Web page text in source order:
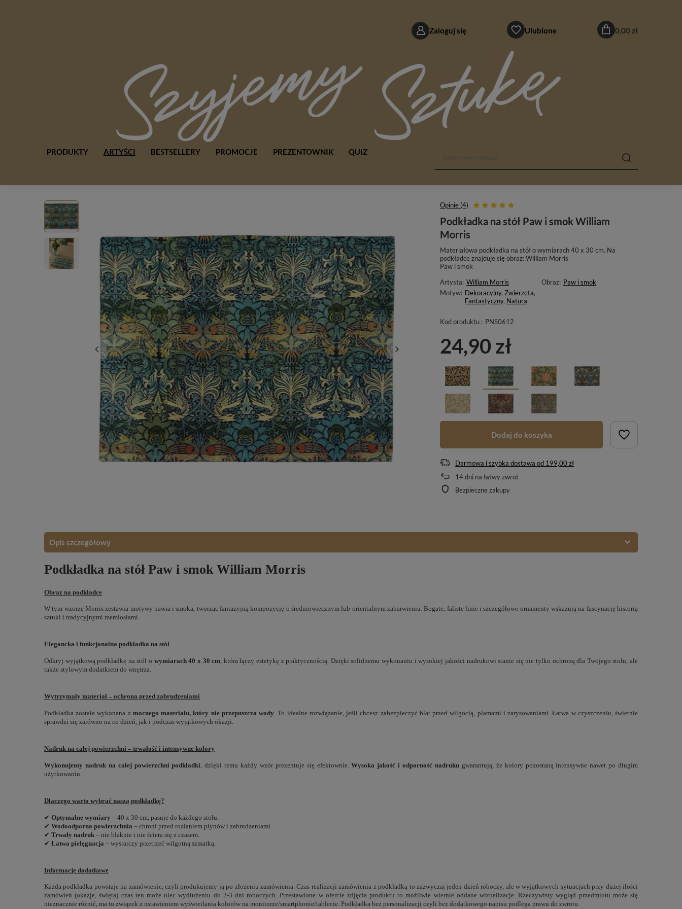
Zaloguj się Ulubione 0,00 zł
PRODUKTY ARTYŚCI BESTSELLERY PROMOCJE PREZENTOWNIK QUIZ
Opinie (4)
Podkładka na stół Paw i smok William
Morris
Materiałowa podkładka na stół o wymiarach 40 x 30 cm. Na
podkładce znajduje się obraz: William Morris
Paw i smok
Artysta: William Morris Obraz: Paw i smok
Motyw: Dekoracyjny, Zwierzęta,
Fantastyczny, Natura
Kod produktu : PNS0612
24,90 zł
Dodaj do koszyka
Darmowa i szybka dostawa od 199,00 zł
14dni na łatwy zwrot
Bezpieczne zakupy
Opis szczegółowy
Podkładka na stół Paw i smok William Morris
Obraz na podkładce
W tym wzorze Morris zestawia motywy pawia i smoka, tworząc fantazyjną kompozycję o średniowiecznym lub orientalnym zabarwieniu. Bogate, faliste linie i szczegółowe ornamenty wskazują na fascynację historią
sztuki i tradycyjnymi rzemiosłami.
Elegancka i funkcjonalna podkładka na stół
Odkryj wyjątkową podkładkę na stół o wymiarach 40 x 30 cm , która łączy estetykę z praktycznością. Dzięki solidnemu wykonaniu i wysokiej jakości nadrukowi stanie się nie tylko ochroną dla Twojego stołu, ale
także stylowym dodatkiem do wnętrza.
Wytrzymały materiał – ochrona przed zabrudzeniami
Podkładka została wykonana z mocnego materiału, który nie przepuszcza wody . To idealne rozwiązanie, jeśli chcesz zabezpieczyć blat przed wilgocią, plamami i zarysowaniami. Łatwa w czyszczeniu, świetnie
sprawdzi się zarówno na co dzień, jak i podczas wyjątkowych okazji.
Nadruk na całej powierzchni – trwałość i intensywne kolory
Wykonujemy nadruk na całej powierzchni podkładki , dzięki temu każdy wzór prezentuje się efektownie.Wysoka jakość i odporność nadrukugwarantują, że kolory pozostaną intensywne nawet po długim
użytkowaniu.
Dlaczego warto wybrać naszą podkładkę?
✔ Optymalne wymiary – 40 x 30 cm, pasuje do każdego stołu.
✔ Wodoodporna powierzchnia – chroni przed rozlaniem płynów i zabrudzeniami.
✔ Trwały nadruk – nie blaknie i nie ściera się z czasem.
✔ Łatwa pielęgnacja – wystarczy przetrzeć wilgotną szmatką.
Informacje dodatkowe
Każda podkładka powstaje na zamówienie, czyli produkujemy ją po złożeniu zamówienia. Czas realizacji zamówienia z podkładką to zazwyczaj jeden dzień roboczy, ale w wyjątkowych sytuacjach przy dużej ilości
zamówień (okazje, święta) czas ten może ulec wydłużeniu do 2-3 dni roboczych. Przestawione w ofercie zdjęcia produktu to możliwie wiernie oddane wizualizacje. Rzeczywisty wygląd przedmiotu może się
nieznacznie różnić, ma to związek z ustawieniem wyświetlania kolorów na monitorze/smartphonie/tablecie. Podkładka bez personalizacji czyli bez dodatkowego napisu podlega prawu do zwrotu.